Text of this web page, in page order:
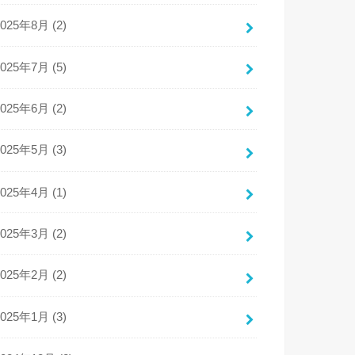
年8月 (2)
年7月 (5)
年6月 (2)
年5月 (3)
年4月 (1)
年3月 (2)
年2月 (2)
年1月 (3)